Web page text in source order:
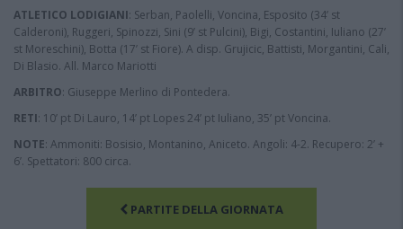
ATLETICO LODIGIANI: Serban, Paolelli, Voncina, Esposito (34’ st
Calderoni), Ruggeri, Spinozzi, Sini (9’ st Pulcini), Bigi, Costantini, Iuliano (27’
st Moreschini), Botta (17’ st Fiore). A disp. Grujicic, Battisti, Morgantini, Cali,
Di Blasio. All. Marco Mariotti
ARBITRO: Giuseppe Merlino di Pontedera.
RETI: 10’ pt Di Lauro, 14’ pt Lopes 24’ pt Iuliano, 35’ pt Voncina.
NOTE: Ammoniti: Bosisio, Montanino, Aniceto. Angoli: 4-2. Recupero: 2’ +
6’. Spettatori: 800 circa.
PARTITE DELLA GIORNATA